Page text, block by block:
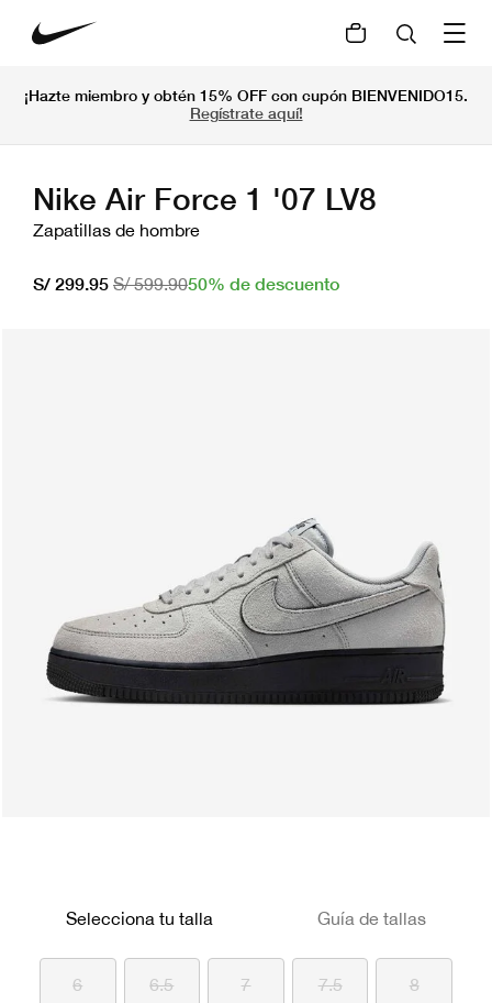
¡Hazte miembro y obtén 15% OFF con cupón BIENVENIDO15.
Regístrate aquí!
Nike Air Force 1 '07 LV8
Zapatillas de hombre
S/ 299.95 S/ 599.9050% de descuento
Selecciona tu talla Guía de tallas
6 6.5 7 7.5 8